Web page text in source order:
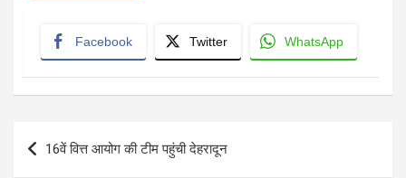
Facebook Twitter WhatsApp
Post
navigation
16वें वित्त आयोग की टीम पहुंची देहरादून